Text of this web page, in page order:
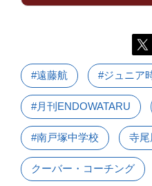
#遠藤航 #ジュニア
#月刊ENDOWATARU
#南戸塚中学校 寺
クーバー・コーチング